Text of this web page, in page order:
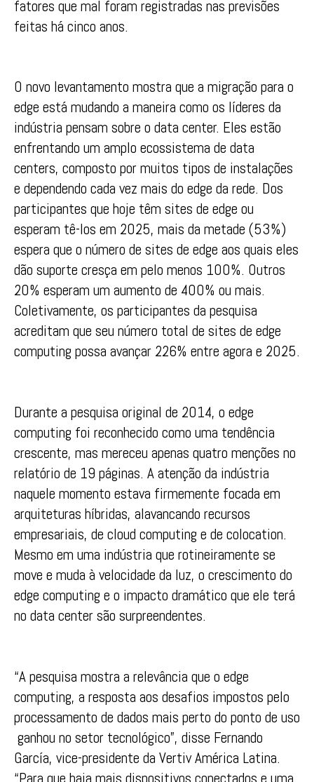
fatores que mal foram registradas nas previsões
feitas há cinco anos.
O novo levantamento mostra que a migração para o
edge está mudando a maneira como os líderes da
indústria pensam sobre o data center. Eles estão
enfrentando um amplo ecossistema de data
centers, composto por muitos tipos de instalações
e dependendo cada vez mais do edge da rede. Dos
participantes que hoje têm sites de edge ou
esperam tê-los em 2025, mais da metade (53%)
espera que o número de sites de edge aos quais eles
dão suporte cresça em pelo menos 100%. Outros
20% esperam um aumento de 400% ou mais.
Coletivamente, os participantes da pesquisa
acreditam que seu número total de sites de edge
computing possa avançar 226% entre agora e 2025.
Durante a pesquisa original de 2014, o edge
computing foi reconhecido como uma tendência
crescente, mas mereceu apenas quatro menções no
relatório de 19 páginas. A atenção da indústria
naquele momento estava firmemente focada em
arquiteturas híbridas, alavancando recursos
empresariais, de cloud computing e de colocation.
Mesmo em uma indústria que rotineiramente se
move e muda à velocidade da luz, o crescimento do
edge computing e o impacto dramático que ele terá
no data center são surpreendentes.
“A pesquisa mostra a relevância que o edge
computing, a resposta aos desafios impostos pelo
processamento de dados mais perto do ponto de uso
ganhou no setor tecnológico”, disse Fernando
García, vice-presidente da Vertiv América Latina.
“Para que haja mais dispositivos conectados e uma